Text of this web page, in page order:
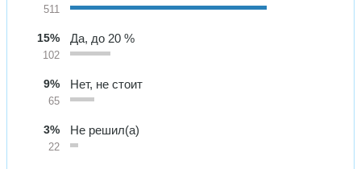
511
15%
102
Да, до 20 %
9%
65
Нет, не стоит
3%
22
Не решил(а)